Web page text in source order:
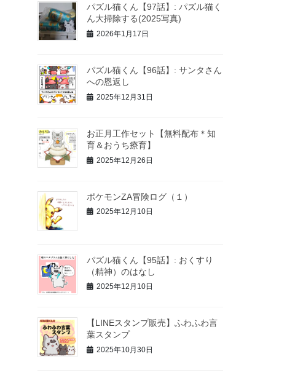
パズル猫くん【97話】: パズル猫く
ん大掃除する(2025写真)
2026年1月17日
パズル猫くん【96話】: サンタさん
への恩返し
2025年12月31日
お正月工作セット【無料配布＊知
育＆おうち療育】
2025年12月26日
ポケモンZA冒険ログ（１）
2025年12月10日
パズル猫くん【95話】: おくすり
（精神）のはなし
2025年12月10日
【LINEスタンプ販売】ふわふわ言
葉スタンプ
2025年10月30日